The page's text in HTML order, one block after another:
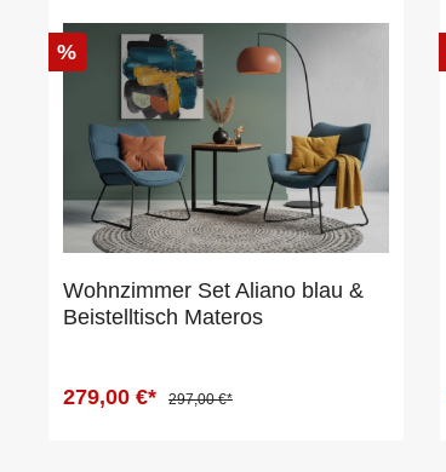
%
Wohnzimmer Set Aliano blau &
Beistelltisch Materos
279,00 €* 297,00 €*